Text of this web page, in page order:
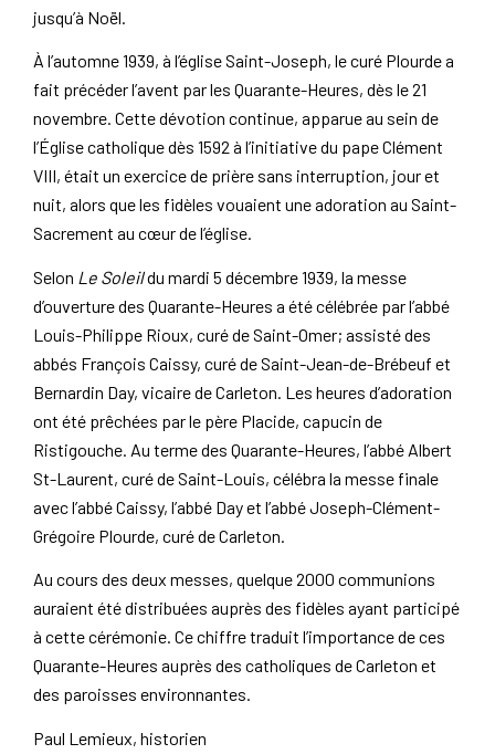
jusqu’à Noël.
À l’automne 1939, à l’église Saint-Joseph, le curé Plourde a
fait précéder l’avent par les Quarante-Heures, dès le 21
novembre. Cette dévotion continue, apparue au sein de
l’Église catholique dès 1592 à l’initiative du pape Clément
VIII, était un exercice de prière sans interruption, jour et
nuit, alors que les fidèles vouaient une adoration au Saint-
Sacrement au cœur de l’église.
Selon Le Soleildu mardi 5 décembre 1939, la messe
d’ouverture des Quarante-Heures a été célébrée par l’abbé
Louis-Philippe Rioux, curé de Saint-Omer; assisté des
abbés François Caissy, curé de Saint-Jean-de-Brébeuf et
Bernardin Day, vicaire de Carleton. Les heures d’adoration
ont été prêchées par le père Placide, capucin de
Ristigouche. Au terme des Quarante-Heures, l’abbé Albert
St-Laurent, curé de Saint-Louis, célébra la messe finale
avec l’abbé Caissy, l’abbé Day et l’abbé Joseph-Clément-
Grégoire Plourde, curé de Carleton.
Au cours des deux messes, quelque 2000 communions
auraient été distribuées auprès des fidèles ayant participé
à cette cérémonie. Ce chiffre traduit l’importance de ces
Quarante-Heures auprès des catholiques de Carleton et
des paroisses environnantes.
Paul Lemieux, historien